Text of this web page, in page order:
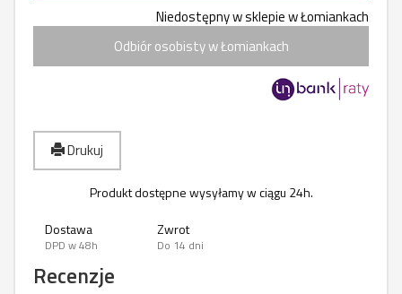
Niedostępny w sklepie w Łomiankach
Odbiór osobisty w Łomiankach
Drukuj
Produkt dostępne wysyłamy w ciągu 24h.
Dostawa
DPD w 48h
Zwrot
Do 14 dni
Recenzje